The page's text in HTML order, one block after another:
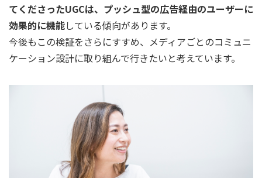
てくださったUGCは、プッシュ型の広告経由のユーザーに
効果的に機能している傾向があります。
今後もこの検証をさらにすすめ、メディアごとのコミュニ
ケーション設計に取り組んで行きたいと考えています。